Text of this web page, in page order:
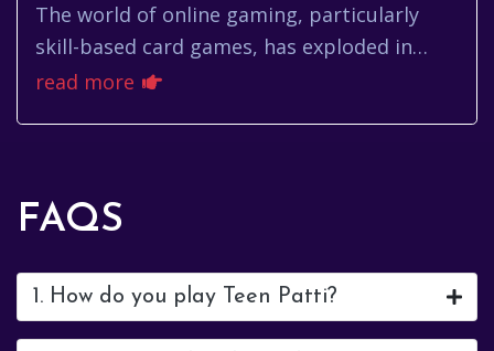
The world of online gaming, particularly
skill-based card games, has exploded in
recent years. Players are constantly seeking
read more
FAQS
1. How do you play Teen Patti?